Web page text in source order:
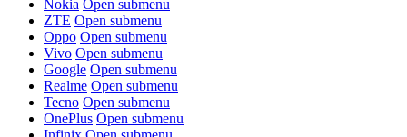
Nokia Open submenu
ZTE Open submenu
Oppo Open submenu
Vivo Open submenu
Google Open submenu
Realme Open submenu
Tecno Open submenu
OnePlus Open submenu